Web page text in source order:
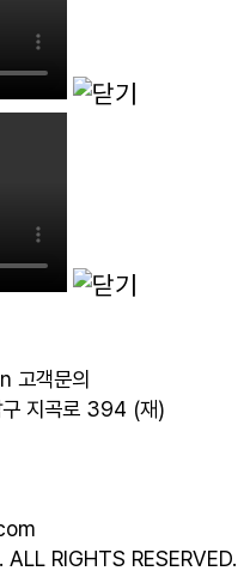
고객문의
지곡로 394 (재)
RIGHTS RESERVED.